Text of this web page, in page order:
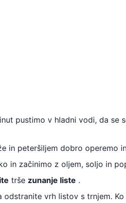
pustimo v hladni vodi, da se
in peteršiljem dobro operemo
in začinimo z oljem, soljo in
trše zunanje liste .
vrh listov s trnjem.